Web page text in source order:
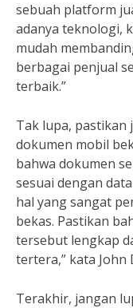
sebuah platform
adanya teknologi,
mudah
berbagai penjual
terbaik.”
Tak lupa, pastikan
dokumen mobil
bahwa dokumen
sesuai dengan
hal yang sangat
bekas. Pastikan
tersebut lengkap
tertera,” kata John
Terakhir, jangan